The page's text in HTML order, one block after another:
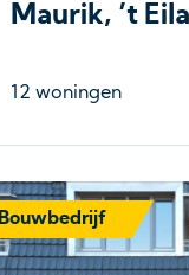
Maurik, ’t
12 woningen
Bouwbedrijf